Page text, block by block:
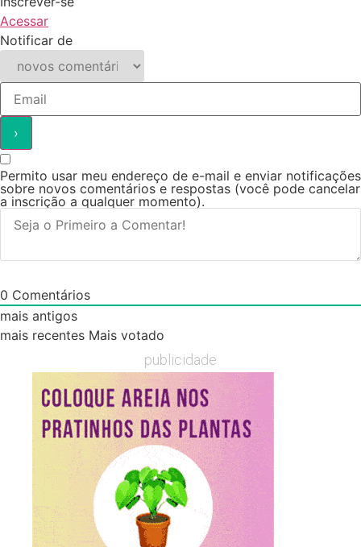
Acessar
Notificar de
Permito usar meu endereço de e-mail e enviar notificações
sobre novos comentários e respostas (você pode cancelar
a inscrição a qualquer momento).
0 Comentários
mais antigos
mais recentes Mais votado
publicidade